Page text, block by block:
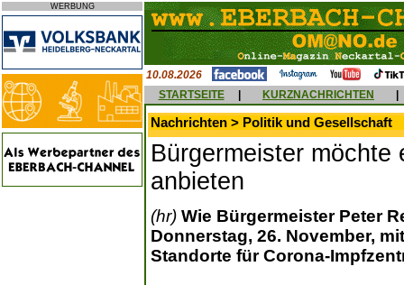
WERBUNG
10.08.2026
STARTSEITE
KURZNACHRICHTEN
Nachrichten > Politik und Gesellschaft
Bürgermeister möchte
anbieten
(hr) Wie Bürgermeister Peter
Donnerstag, 26. November,
Standorte für Corona-